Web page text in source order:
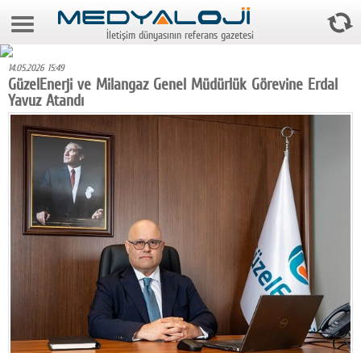
9 Ağustos 2026 15:56:45
Foto Galeri
Video Galeri
Gazeteler
Medya
Reyting-tiraj
Televizyon
Pr
İletişim dünyasının referans gazetesi
14.05.2026 15:49
GüzelEnerji ve Milangaz Genel Müdürlük Görevine Erdal
Yavuz Atandı